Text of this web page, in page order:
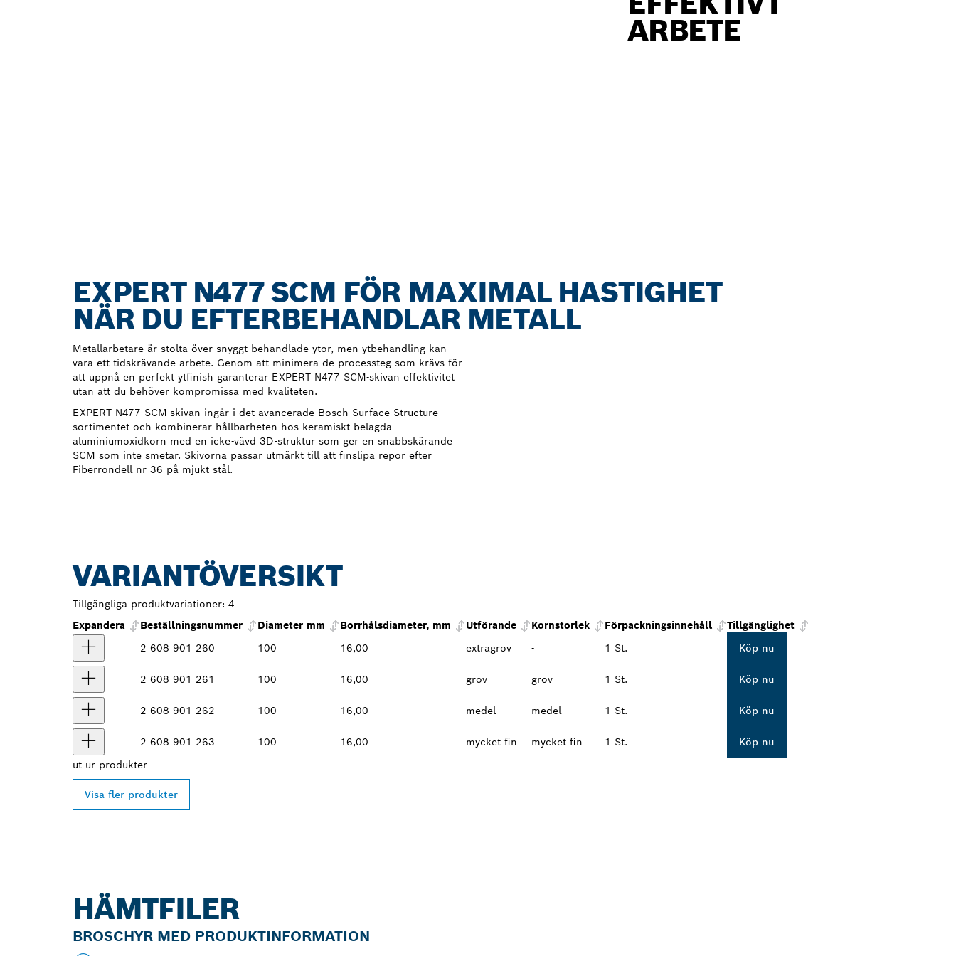
ARBETE
EXPERT N477 SCM FÖR MAXIMAL HASTIGHET
NÄR DU EFTERBEHANDLAR METALL
Metallarbetare är stolta över snyggt behandlade ytor, men ytbehandling kan
vara ett tidskrävande arbete. Genom att minimera de processteg som krävs för
att uppnå en perfekt ytfinish garanterar EXPERT N477 SCM-skivan effektivitet
utan att du behöver kompromissa med kvaliteten.
EXPERT N477 SCM-skivan ingår i det avancerade Bosch Surface Structure-
sortimentet och kombinerar hållbarheten hos keramiskt belagda
aluminiumoxidkorn med en icke-vävd 3D-struktur som ger en snabbskärande
SCM som inte smetar. Skivorna passar utmärkt till att finslipa repor efter
Fiberrondell nr 36 på mjukt stål.
VARIANTÖVERSIKT
Tillgängliga produktvariationer: 4
Expandera
Beställningsnummer Diameter mm Borrhålsdiameter, mm Utförande Kornstorlek Förpackningsinnehåll
Tillgänglighet
2 608 901 260
100 16,00 extragrov - 1 St. Köp nu
2 608 901 261 100 16,00 grov grov 1 St. Köp nu
2 608 901 262 100 16,00 medel medel 1 St. Köp nu
2 608 901 263 100 16,00 mycket fin mycket fin 1 St.
Köp nu
ut ur produkter
Visa fler produkter
HÄMTFILER
BROSCHYR MED PRODUKTINFORMATION